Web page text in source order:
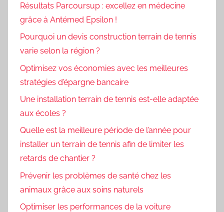
Résultats Parcoursup : excellez en médecine
grâce à Antémed Epsilon !
Pourquoi un devis construction terrain de tennis
varie selon la région ?
Optimisez vos économies avec les meilleures
stratégies d’épargne bancaire
Une installation terrain de tennis est-elle adaptée
aux écoles ?
Quelle est la meilleure période de l’année pour
installer un terrain de tennis afin de limiter les
retards de chantier ?
Prévenir les problèmes de santé chez les
animaux grâce aux soins naturels
Optimiser les performances de la voiture